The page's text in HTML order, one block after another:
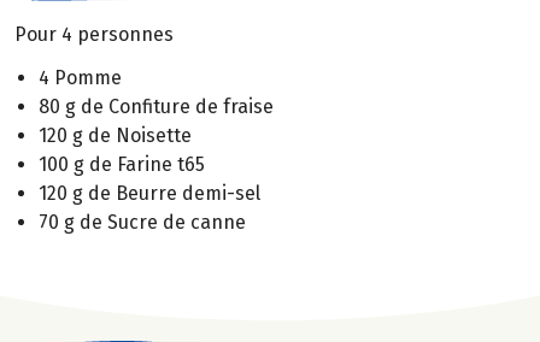
Pour 4 personnes
4 Pomme
80 g de Confiture de fraise
120 g de Noisette
100 g de Farine t65
120 g de Beurre demi-sel
70 g de Sucre de canne